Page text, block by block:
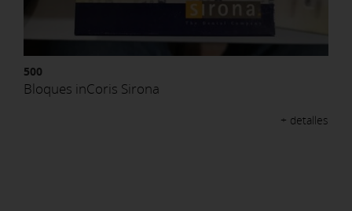
500
Bloques inCoris Sirona
+ detalles